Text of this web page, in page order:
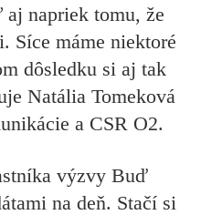
napriek tomu, že
Síce máme niektoré
dôsledku si aj tak
Natália Tomeková
a CSR O2.
výzvy Buď
na deň. Stačí si